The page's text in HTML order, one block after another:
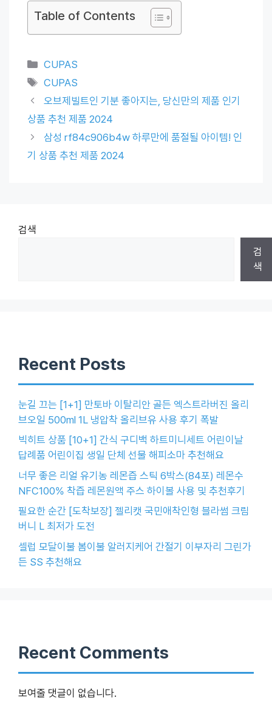
Table of Contents
Categories
CUPAS
Tags
CUPAS
오브제빌트인 기분 좋아지는, 당신만의 제품 인기
상품 추천 제품 2024
삼성 rf84c906b4w 하루만에 품절될 아이템! 인
기 상품 추천 제품 2024
검색
검
색
Recent Posts
눈길 끄는 [1+1] 만토바 이탈리안 골든 엑스트라버진 올리
브오일 500ml 1L 냉압착 올리브유 사용 후기 폭발
빅히트 상품 [10+1] 간식 구디백 하트미니세트 어린이날
답례품 어린이집 생일 단체 선물 해피소마 추천해요
너무 좋은 리얼 유기농 레몬즙 스틱 6박스(84포) 레몬수
NFC100% 착즙 레몬원액 주스 하이볼 사용 및 추천후기
필요한 순간 [도착보장] 젤리캣 국민애착인형 블라썸 크림
버니 L 최저가 도전
셀럽 모달이불 봄이불 알러지케어 간절기 이부자리 그린가
든 SS 추천해요
Recent Comments
보여줄 댓글이 없습니다.